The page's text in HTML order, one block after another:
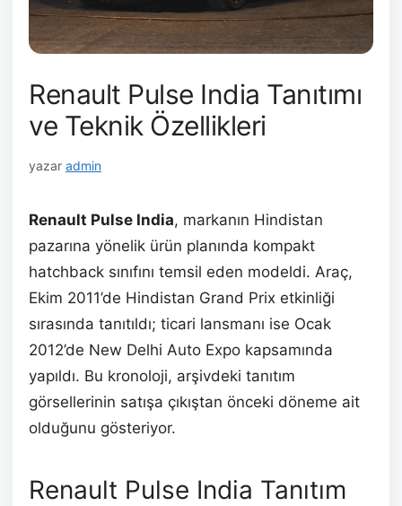
Renault Pulse India Tanıtımı
ve Teknik Özellikleri
yazar admin
Renault Pulse India, markanın Hindistan
pazarına yönelik ürün planında kompakt
hatchback sınıfını temsil eden modeldi. Araç,
Ekim 2011’de Hindistan Grand Prix etkinliği
sırasında tanıtıldı; ticari lansmanı ise Ocak
2012’de New Delhi Auto Expo kapsamında
yapıldı. Bu kronoloji, arşivdeki tanıtım
görsellerinin satışa çıkıştan önceki döneme ait
olduğunu gösteriyor.
Renault Pulse India Tanıtım